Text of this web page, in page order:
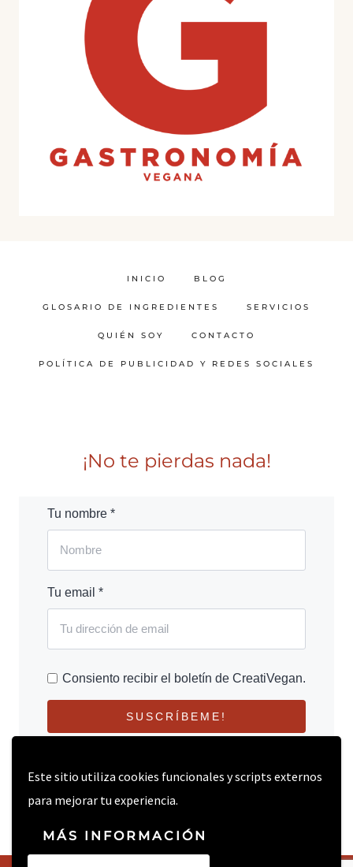
Este sitio utiliza cookies funcionales y scripts externos
para mejorar tu experiencia.
MÁS INFORMACIÓN
INICIO BLOG
GLOSARIO DE INGREDIENTES SERVICIOS
QUIÉN SOY CONTACTO
POLÍTICA DE PUBLICIDAD Y REDES SOCIALES
¡No te pierdas nada!
Tu nombre *
Tu email *
Consiento recibir el boletín de CreatiVegan.
SUSCRÍBEME!